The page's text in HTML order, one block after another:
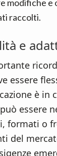
modifiche e
raccolti.
e
essere
è in
essere
formati o
del